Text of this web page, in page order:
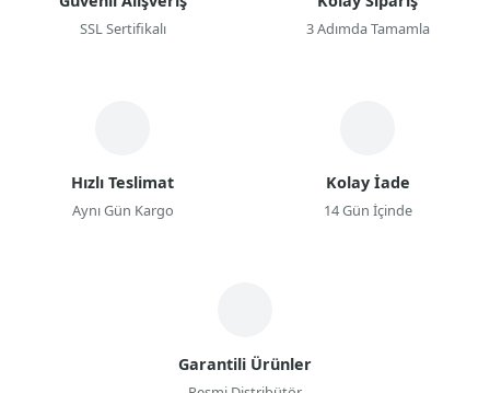
SSL Sertifikalı 3 Adımda Tamamla
Hızlı Teslimat
Aynı Gün Kargo
Kolay İade
14 Gün İçinde
Garantili Ürünler